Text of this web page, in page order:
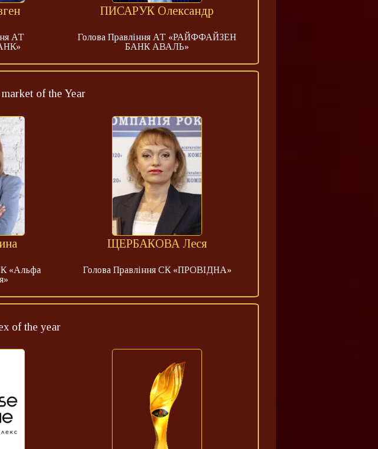
АТ
ПИСАРУК Олександр
Голова Правління АТ «РАЙФФАЙЗЕН
БАНК АВАЛЬ»
of the Year
«Альфа
ЩЕРБАКОВА Леся
Голова Правління СК «ПРОВІДНА»
of the year